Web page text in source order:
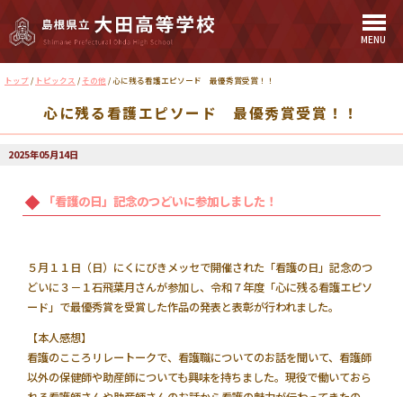
MENU
現
トップ / トピックス / その他 / 心に残る看護エピソード 最優秀賞受賞！！
心に残る看護エピソード 最優秀賞受賞！！
2025年05月14日
「看護の日」記念のつどいに参加しました！
５月１１日（日）にくにびきメッセで開催された「看護の日」記念のつ
どいに３－１石飛葉月さんが参加し、令和７年度「心に残る看護エピソ
ード」で最優秀賞を受賞した作品の発表と表彰が行われました。
【本人感想】
看護のこころリレートークで、看護職についてのお話を聞いて、看護師
以外の保健師や助産師についても興味を持ちました。現役で働いておら